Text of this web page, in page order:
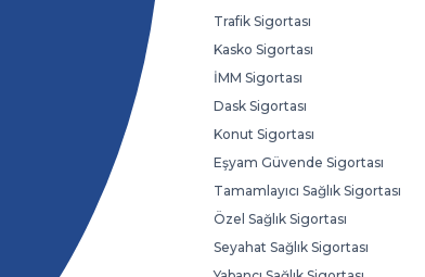
Trafik Sigortası
Kasko Sigortası
İMM Sigortası
Dask Sigortası
Konut Sigortası
Eşyam Güvende Sigortası
Tamamlayıcı Sağlık Sigortası
Özel Sağlık Sigortası
Seyahat Sağlık Sigortası